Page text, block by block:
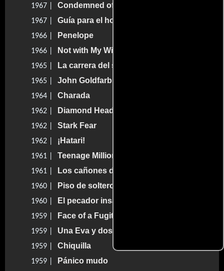
1967 | Condemned of Space
1967 | Guía para el hombre casado
1966 | Penelope
1966 | Not with My Wife, You Don't!
1965 | La carrera del siglo
1965 | John Goldfarb, Please Come Home!
1964 | Charada
1962 | Diamond Head
1962 | Stark Fear
1962 | ¡Hatari!
1961 | Teenage Millionaire
1961 | Los cañones de Navarone
1960 | Piso de soltero
1960 | El pecador insaciable
1959 | Face of a Fugitive
1959 | Una Eva y dos Adanes
1959 | Chiquilla
1959 | Pánico mudo